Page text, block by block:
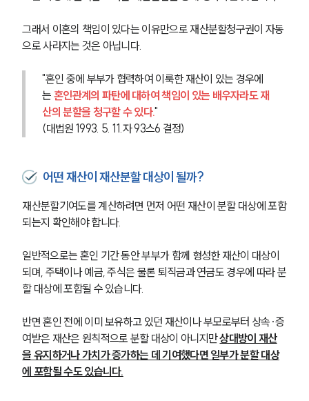
그래서 이혼의 책임이 있다는 이유만으로 재산분할청구권이 자동
으로 사라지는 것은 아닙니다.
"혼인 중에 부부가 협력하여 이룩한 재산이 있는 경우에
는 혼인관계의 파탄에 대하여 책임이 있는 배우자라도 재
산의 분할을 청구할 수 있다."
(대법원 1993. 5. 11.자 93스6 결정)
어떤 재산이 재산분할 대상이 될까?
재산분할기여도를 계산하려면 먼저 어떤 재산이 분할 대상에 포함
되는지 확인해야 합니다.
일반적으로는 혼인 기간 동안 부부가 함께 형성한 재산이 대상이
되며, 주택이나 예금, 주식은 물론 퇴직금과 연금도 경우에 따라 분
할 대상에 포함될 수 있습니다.
반면 혼인 전에 이미 보유하고 있던 재산이나 부모로부터 상속·증
여받은 재산은 원칙적으로 분할 대상이 아니지만 상대방이 재산
을 유지하거나 가치가 증가하는 데 기여했다면 일부가 분할 대상
에 포함될 수도 있습니다.